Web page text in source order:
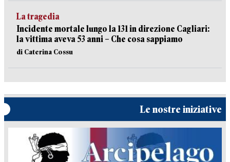
La tragedia
Incidente mortale lungo la 131 in direzione Cagliari:
la vittima aveva 53 anni – Che cosa sappiamo
di Caterina Cossu
Le nostre iniziative